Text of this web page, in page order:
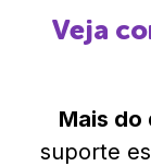
Veja
Mais do
suporte